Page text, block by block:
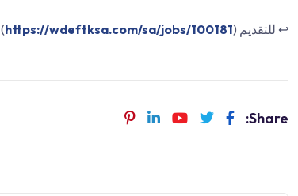
↩️ للتقديم (https://wdeftksa.com/sa/jobs/100181
)
Share: